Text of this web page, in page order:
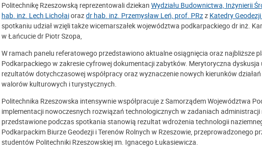
Politechnikę Rzeszowską reprezentowali dziekan Wydziału Budownictwa, Inżynierii
hab. inż. Lech Lichołaiorazdr hab. inż. Przemysław Leń, prof. PRzz Katedry
spotkaniu udział wzięli także wicemarszałek województwa podkarpackiego dr inż.
w Łańcucie dr Piotr Szopa,
W ramach panelu referatowego przedstawiono aktualne osiągnięcia oraz najbliższe
Podkarpackiego w zakresie cyfrowej dokumentacji zabytków. Merytoryczna
rezultatów dotychczasowej współpracy oraz wyznaczenie nowych kierunków
walorów kulturowych i turystycznych.
Politechnika Rzeszowska intensywnie współpracuje z Samorządem Województwa
implementacji nowoczesnych rozwiązań technologicznych w zadaniach
przedstawione podczas spotkania stanowią rezultat wdrożenia technologii
Podkarpackim Biurze Geodezji i Terenów Rolnych w Rzeszowie, przeprowadzonego
studentów Politechniki Rzeszowskiej im. Ignacego Łukasiewicza.